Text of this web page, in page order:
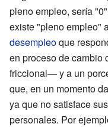
pleno empleo, sería
existe "pleno empleo"
desempleoque
en proceso de
friccional— y a un
que, en un momento
ya que no satisface
personales. Por